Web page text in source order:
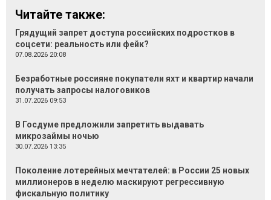
Читайте также:
Грядущий запрет доступа российских подростков в
соцсети: реальность или фейк?
07.08.2026 20:08
Безработные россияне покупатели яхт и квартир начали
получать запросы налоговиков
31.07.2026 09:53
В Госдуме предложили запретить выдавать
микрозаймы ночью
30.07.2026 13:35
Поколение лотерейных мечтателей: в России 25 новых
миллионеров в неделю маскируют регрессивную
фискальную политику